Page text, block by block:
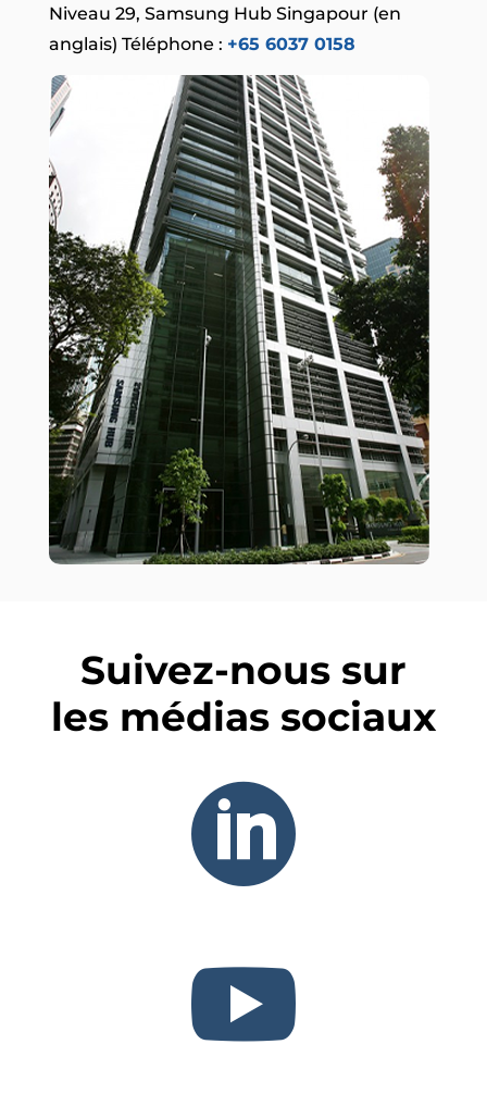
Niveau 29, Samsung Hub Singapour (en
anglais) Téléphone : +65 6037 0158
Suivez-nous sur
les médias sociaux

